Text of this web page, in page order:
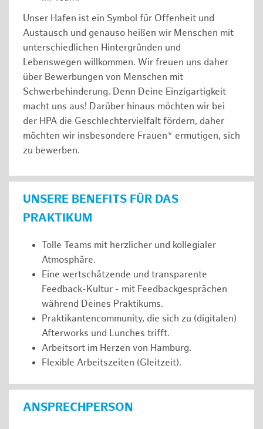
Unser Hafen ist ein Symbol für Offenheit und
Austausch und genauso heißen wir Menschen mit
unterschiedlichen Hintergründen und
Lebenswegen willkommen. Wir freuen uns daher
über Bewerbungen von Menschen mit
Schwerbehinderung. Denn Deine Einzigartigkeit
macht uns aus! Darüber hinaus möchten wir bei
der HPA die Geschlechtervielfalt fördern, daher
möchten wir insbesondere Frauen* ermutigen, sich
zu bewerben.
UNSERE BENEFITS FÜR DAS
PRAKTIKUM
Tolle Teams mit herzlicher und kollegialer
Atmosphäre.
Eine wertschätzende und transparente
Feedback-Kultur - mit Feedbackgesprächen
während Deines Praktikums.
Praktikantencommunity, die sich zu (digitalen)
Afterworks und Lunches trifft.
Arbeitsort im Herzen von Hamburg.
Flexible Arbeitszeiten (Gleitzeit).
ANSPRECHPERSON